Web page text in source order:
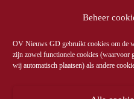
Beheer
OV Nieuws GD gebruikt cookies om de
zijn zowel functionele cookies (waarvoor
wij automatisch plaatsen) als andere